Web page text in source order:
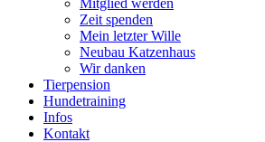
Mitglied werden
Zeit spenden
Mein letzter Wille
Neubau Katzenhaus
Wir danken
Tierpension
Hundetraining
Infos
Kontakt